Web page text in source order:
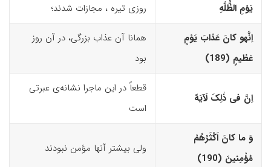
یَوْمِ الظُّلَّهِ
روزی تیره ، مجازات شدند؛
اِنَّهو کانَ عَذابَ یَوْمٍ
عَظیمٍ (189)‏
همانا آن عذاب بزرگی، در آن روز
بود
اِنَّ فى ذٰلِکَ لَآیَهً
قطعاً در این ماجرا نشانه‌ی عبرتی
است
وَ ما کانَ اَکْثَرُهُمْ
مُؤْمِنینَ (190)‏
ولی بیشتر آنها مؤمن نبودند